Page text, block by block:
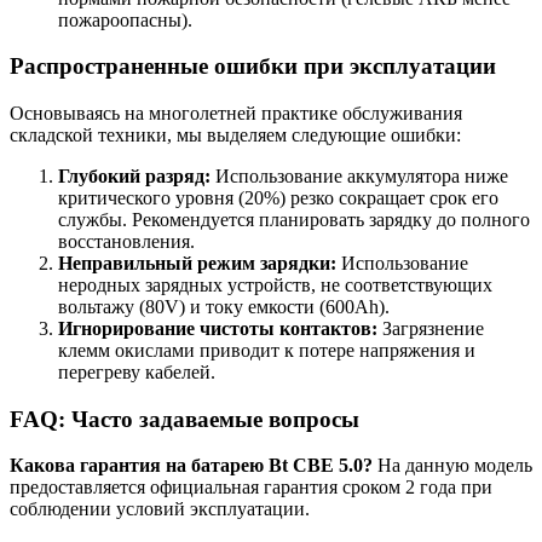
пожароопасны).
Распространенные ошибки при эксплуатации
Основываясь на многолетней практике обслуживания
складской техники, мы выделяем следующие ошибки:
Глубокий разряд: Использование аккумулятора ниже
критического уровня (20%) резко сокращает срок его
службы. Рекомендуется планировать зарядку до полного
восстановления.
Неправильный режим зарядки: Использование
неродных зарядных устройств, не соответствующих
вольтажу (80V) и току емкости (600Ah).
Игнорирование чистоты контактов: Загрязнение
клемм окислами приводит к потере напряжения и
перегреву кабелей.
FAQ: Часто задаваемые вопросы
Какова гарантия на батарею Bt CBE 5.0? На данную модель
предоставляется официальная гарантия сроком 2 года при
соблюдении условий эксплуатации.